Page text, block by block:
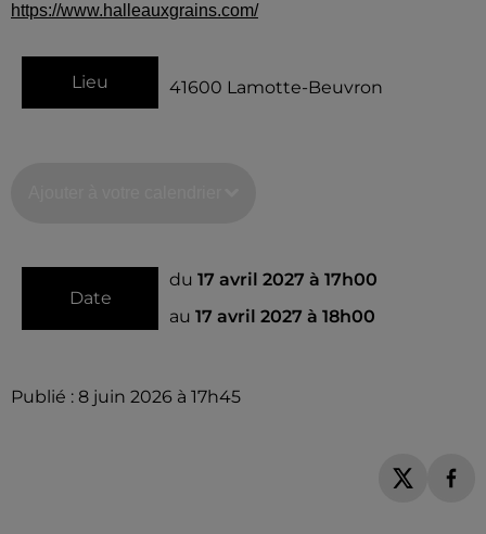
https://www.halleauxgrains.com/
Lieu 41600 Lamotte-Beuvron
Date
du 17 avril 2027 à 17h00
au 17 avril 2027 à 18h00
Publié : 8 juin 2026 à 17h45